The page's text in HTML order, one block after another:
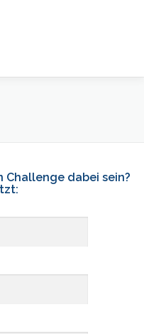
Challenge dabei sein?